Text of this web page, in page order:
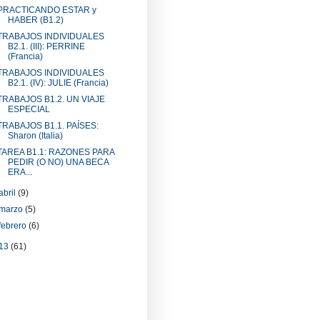
ESTAR y
HABER (B1.2)
INDIVIDUALES
B2.1. (III): PERRINE
(Francia)
INDIVIDUALES
B2.1. (IV): JULIE (Francia)
B1.2. UN VIAJE
ESPECIAL
B1.1. PAÍSES:
Sharon (Italia)
B1.1: RAZONES PARA
PEDIR (O NO) UNA BECA
ERA...
(9)
(5)
(6)
(61)